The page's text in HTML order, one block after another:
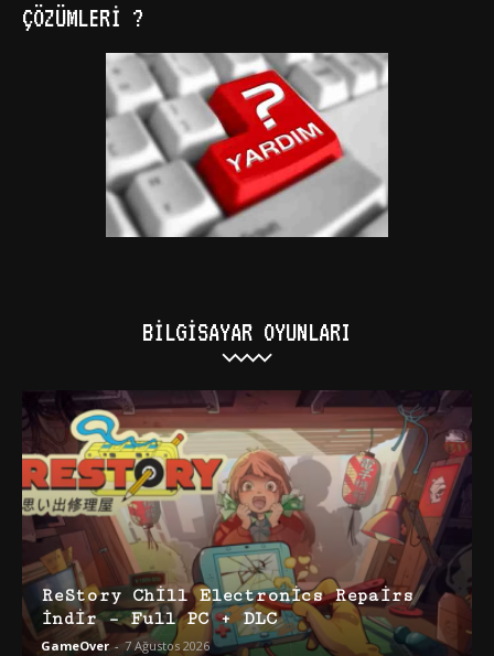
ÇÖZÜMLERI ?
BILGISAYAR OYUNLARI
ReStory Chill Electronics Repairs
İndir – Full PC + DLC
GameOver - 7 Ağustos 2026